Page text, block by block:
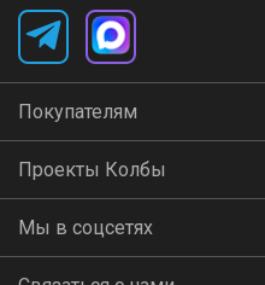
Покупателям
Проекты Колбы
Мы в соцсетях